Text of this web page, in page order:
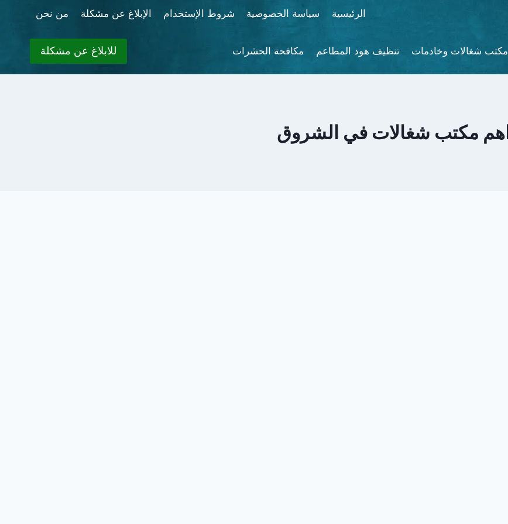
الرئيسية سياسة الخصوصية شروط الإستخدام الإبلاغ عن مشكلة من نحن
مكتب شغالات وخادمات تنظيف هود المطاعم مكافحة الحشرات للابلاغ عن مشكلة
اهم مكتب شغالات في الشروق